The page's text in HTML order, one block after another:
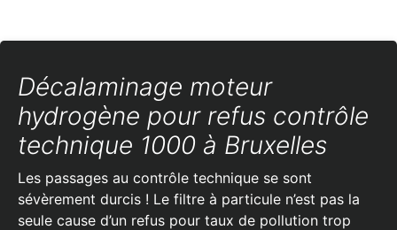
Décalaminage moteur
hydrogène pour refus contrôle
technique 1000 à Bruxelles
Les passages au contrôle technique se sont
sévèrement durcis ! Le filtre à particule n’est pas la
seule cause d’un refus pour taux de pollution trop